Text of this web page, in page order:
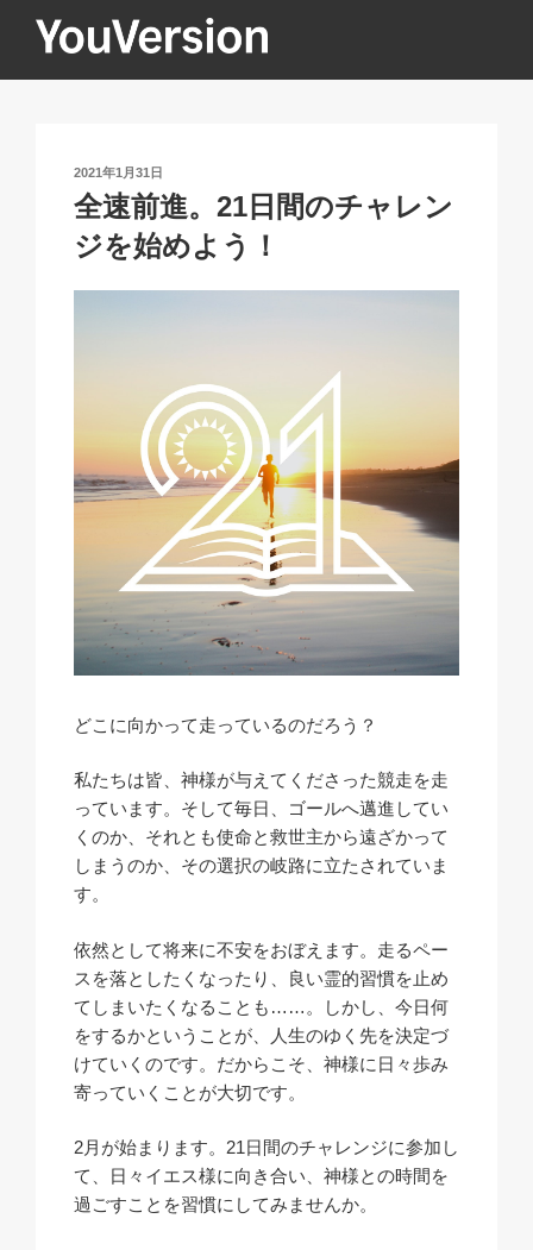
YOUVERSION
投
稿
日:
2021年1月31日
全速前進。21日間のチャレン
ジを始めよう！
どこに向かって走っているのだろう？
私たちは皆、神様が与えてくださった競走を走
っています。そして毎日、ゴールへ邁進してい
くのか、それとも使命と救世主から遠ざかって
しまうのか、その選択の岐路に立たされていま
す。
依然として将来に不安をおぼえます。走るペー
スを落としたくなったり、良い霊的習慣を止め
てしまいたくなることも……。しかし、今日何
をするかということが、人生のゆく先を決定づ
けていくのです。だからこそ、神様に日々歩み
寄っていくことが大切です。
2月が始まります。21日間のチャレンジに参加し
て、日々イエス様に向き合い、神様との時間を
過ごすことを習慣にしてみませんか。